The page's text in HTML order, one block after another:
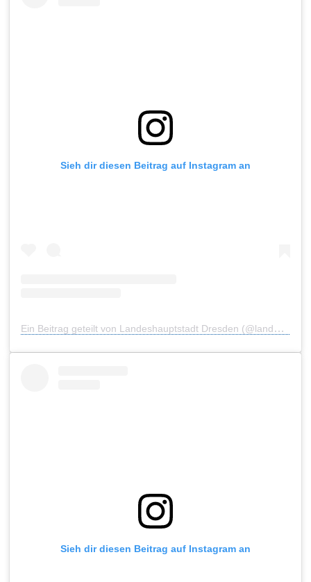
Sieh dir diesen Beitrag auf Instagram an
Ein Beitrag geteilt von Landeshauptstadt Dresden (@landeshauptstadt_dresden)
Sieh dir diesen Beitrag auf Instagram an